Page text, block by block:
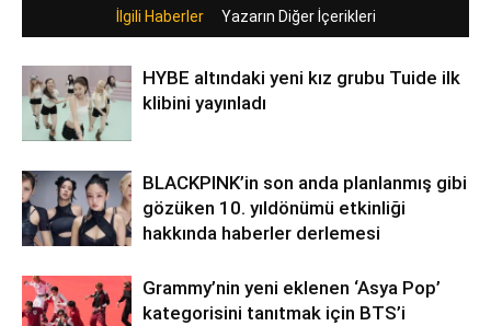
İlgili Haberler Yazarın Diğer İçerikleri
HYBE altındaki yeni kız grubu Tuide ilk
klibini yayınladı
BLACKPINK’in son anda planlanmış gibi
gözüken 10. yıldönümü etkinliği
hakkında haberler derlemesi
Grammy’nin yeni eklenen ‘Asya Pop’
kategorisini tanıtmak için BTS’i